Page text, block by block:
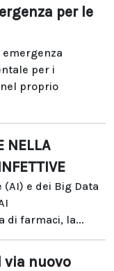
per le
per i
proprio
NELLA
e dei Big Data
di farmaci, la...
via nuovo